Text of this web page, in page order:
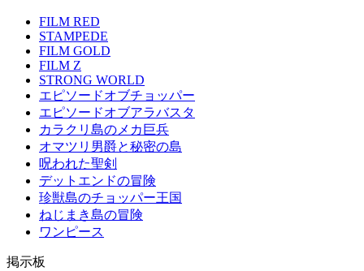
FILM RED
STAMPEDE
FILM GOLD
FILM Z
STRONG WORLD
エピソードオブチョッパー
エピソードオブアラバスタ
カラクリ島のメカ巨兵
オマツリ男爵と秘密の島
呪われた聖剣
デットエンドの冒険
珍獣島のチョッパー王国
ねじまき島の冒険
ワンピース
掲示板